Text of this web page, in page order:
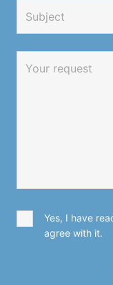
Yes, I have
agree with it.